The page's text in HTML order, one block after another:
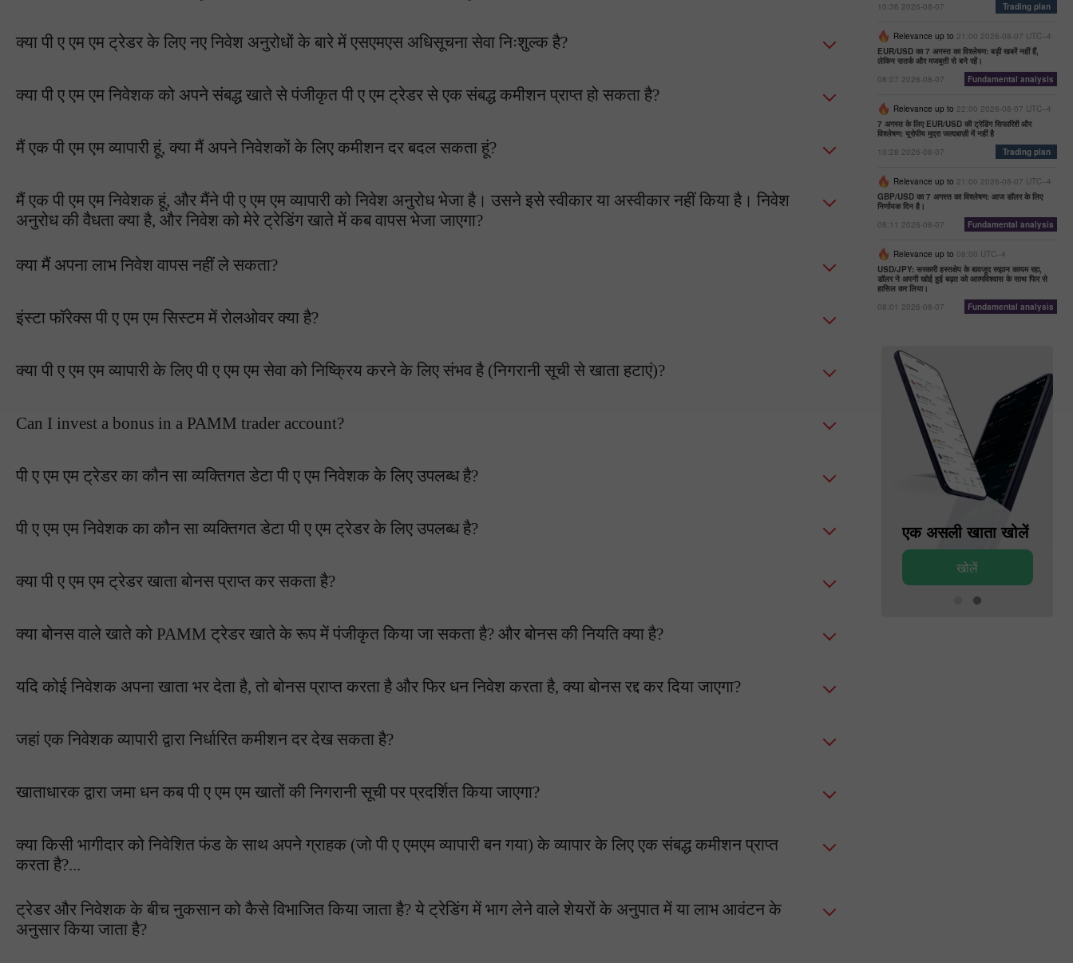
क्या पी ए एम एम ट्रेडर के लिए नए निवेश अनुरोधों के बारे में एसएमएस अधिसूचना सेवा निःशुल्क है?
क्या पी ए एम एम निवेशक को अपने संबद्ध खाते से पंजीकृत पी ए एम ट्रेडर से एक संबद्ध कमीशन प्राप्त हो सकता है?
मैं एक पी एम एम व्यापारी हूं, क्या मैं अपने निवेशकों के लिए कमीशन दर बदल सकता हूं?
मैं एक पी एम एम निवेशक हूं, और मैंने पी ए एम एम व्यापारी को निवेश अनुरोध भेजा है। उसने इसे स्वीकार या अस्वीकार नहीं किया है। निवेश
अनुरोध की वैधता क्या है, और निवेश को मेरे ट्रेडिंग खाते में कब वापस भेजा जाएगा?
क्या मैं अपना लाभ निवेश वापस नहीं ले सकता?
इंस्टा फॉरेक्स पी ए एम एम सिस्टम में रोलओवर क्या है?
क्या पी ए एम एम व्यापारी के लिए पी ए एम एम सेवा को निष्क्रिय करने के लिए संभव है (निगरानी सूची से खाता हटाएं)?
Can I invest a bonus in a PAMM trader account?
पी ए एम एम ट्रेडर का कौन सा व्यक्तिगत डेटा पी ए एम निवेशक के लिए उपलब्ध है?
पी ए एम एम निवेशक का कौन सा व्यक्तिगत डेटा पी ए एम ट्रेडर के लिए उपलब्ध है?
क्या पी ए एम एम ट्रेडर खाता बोनस प्राप्त कर सकता है?
क्या बोनस वाले खाते को PAMM ट्रेडर खाते के रूप में पंजीकृत किया जा सकता है? और बोनस की नियति क्या है?
यदि कोई निवेशक अपना खाता भर देता है, तो बोनस प्राप्त करता है और फिर धन निवेश करता है, क्या बोनस रद्द कर दिया जाएगा?
जहां एक निवेशक व्यापारी द्वारा निर्धारित कमीशन दर देख सकता है?
खाताधारक द्वारा जमा धन कब पी ए एम एम खातों की निगरानी सूची पर प्रदर्शित किया जाएगा?
क्या किसी भागीदार को निवेशित फंड के साथ अपने ग्राहक (जो पी ए एमएम व्यापारी बन गया) के व्यापार के लिए एक संबद्ध कमीशन प्राप्त
करता है?...
ट्रेडर और निवेशक के बीच नुकसान को कैसे विभाजित किया जाता है? ये ट्रेडिंग में भाग लेने वाले शेयरों के अनुपात में या लाभ आवंटन के
अनुसार किया जाता है?
10:36 2026-08-07
Trading plan
Relevance up to 21:00 2026-08-07 UTC--4
EUR/USD का 7 अगस्त का विश्लेषण: बड़ी खबरें नहीं हैं,
लेकिन सतर्क और मजबूती से बने रहें।
08:07 2026-08-07
Fundamental analysis
Relevance up to 22:00 2026-08-07 UTC--4
7 अगस्त के लिए EUR/USD की ट्रेडिंग सिफारिशें और
विश्लेषण: यूरोपीय मुद्रा जल्दबाज़ी में नहीं है
10:28 2026-08-07
Trading plan
Relevance up to 21:00 2026-08-07 UTC--4
GBP/USD का 7 अगस्त का विश्लेषण: आज डॉलर के लिए
निर्णायक दिन है।
08:11 2026-08-07
Fundamental analysis
Relevance up to 08:00 UTC--4
USD/JPY: सरकारी हस्तक्षेप के बावजूद रुझान कायम रहा,
डॉलर ने अपनी खोई हुई बढ़त को आत्मविश्वास के साथ फिर से
हासिल कर लिया।
08:01 2026-08-07
Fundamental analysis
एक डेमो खाता खोलें एक डेमो खाता खोलें एक असली खाता खोलें
खोलें